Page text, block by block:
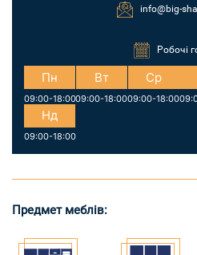
info@big-
Робочі
Пн
09:00-18:00
Вт
09:00-18:00
Ср
09:00-18:00
Нд
09:00-18:00
Предмет меблів: